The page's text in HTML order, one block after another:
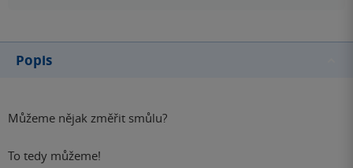
Popis
Můžeme nějak změřit smůlu?
To tedy můžeme!